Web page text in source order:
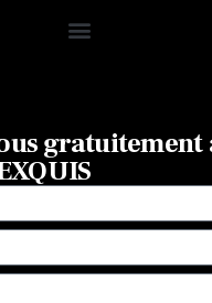
gratuitement